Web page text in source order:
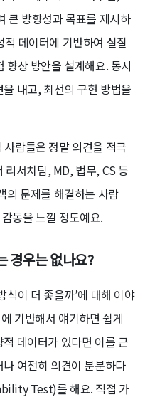
큰 방향성과 목표를 제시하
데이터에 기반하여 실질
향상 방안을 설계해요. 동시
내고, 최선의 구현 방법을
람들은 정말 의견을 적극
리서치팀, MD, 법무, CS 등
의 문제를 해결하는 사람
동을 느낄 정도예요.
경우는 없나요?
식이 더 좋을까’에 대해 이야
기반해서 얘기하면 쉽게
데이터가 있다면 이를 근
여전히 의견이 분분하다
Test)를 해요. 직접 가